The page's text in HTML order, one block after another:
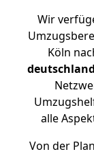
Wir
Köln
alle
Von der